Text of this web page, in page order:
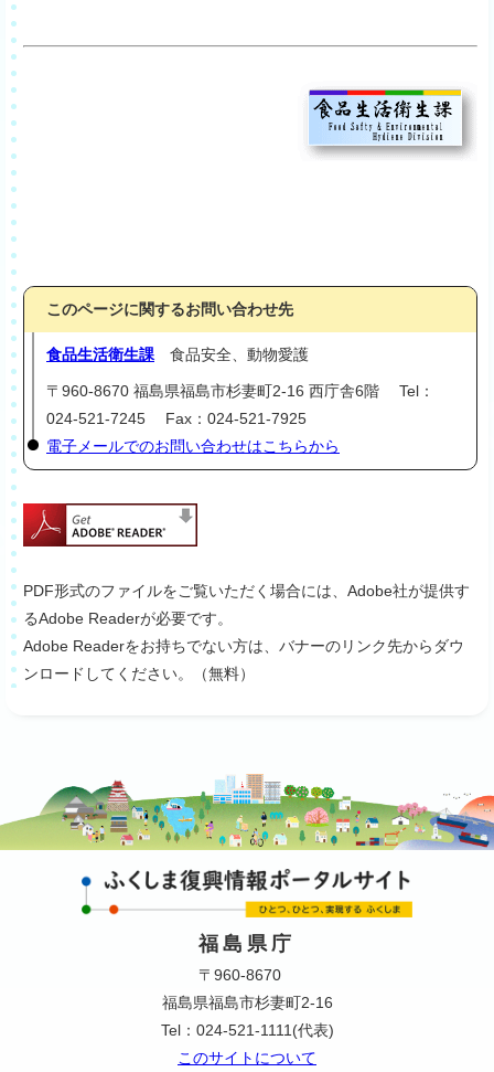
このページに関するお問い合わせ先
食品生活衛生課 食品安全、動物愛護
〒960-8670 福島県福島市杉妻町2-16 西庁舎6階 Tel：
024-521-7245 Fax：024-521-7925
電子メールでのお問い合わせはこちらから
PDF形式のファイルをご覧いただく場合には、Adobe社が提供す
るAdobe Readerが必要です。
Adobe Readerをお持ちでない方は、バナーのリンク先からダウ
ンロードしてください。（無料）
福島県庁
〒960-8670
福島県福島市杉妻町2-16
Tel：024-521-1111(代表)
このサイトについて